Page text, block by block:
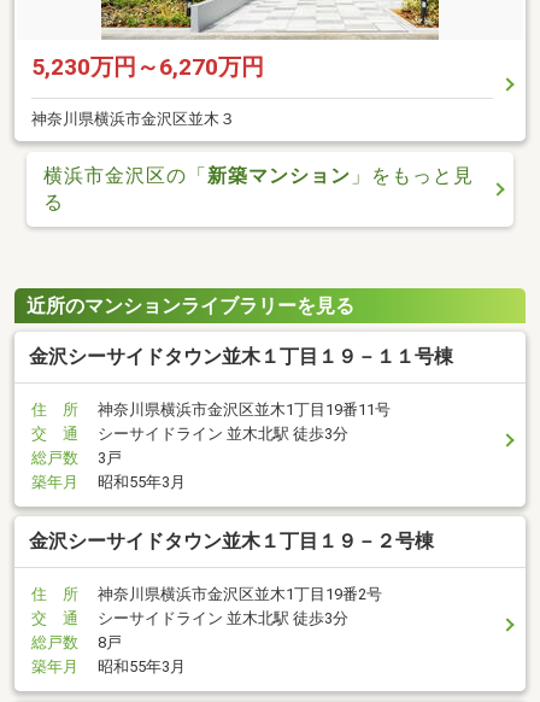
5,230万円～6,270万円
神奈川県横浜市金沢区並木３
横浜市金沢区の「新築マンション 」をもっと見
る
近所のマンションライブラリーを見る
金沢シーサイドタウン並木１丁目１９－１１号棟
住 所
神奈川県横浜市金沢区並木1丁目19番11号
交 通
シーサイドライン 並木北駅 徒歩3分
総戸数
3戸
築年月
昭和55年3月
金沢シーサイドタウン並木１丁目１９－２号棟
住 所
神奈川県横浜市金沢区並木1丁目19番2号
交 通
シーサイドライン 並木北駅 徒歩3分
総戸数
8戸
築年月
昭和55年3月